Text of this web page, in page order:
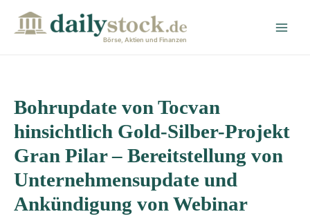
Börse, Aktien und Finanzen
Bohrupdate von Tocvan
hinsichtlich Gold-Silber-Projekt
Gran Pilar – Bereitstellung von
Unternehmensupdate und
Ankündigung von Webinar